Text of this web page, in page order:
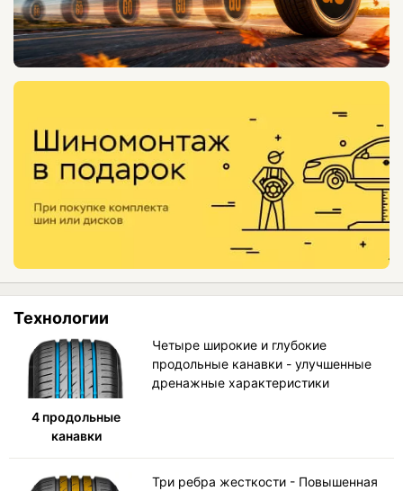
Технологии
4 продольные
канавки
Четыре широкие и глубокие
продольные канавки - улучшенные
дренажные характеристики
Три ребра жесткости - Повышенная